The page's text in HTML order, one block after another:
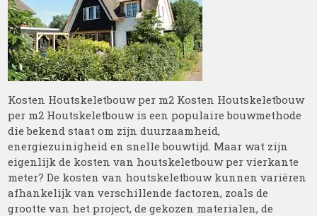
Kosten Houtskeletbouw per m2 Kosten Houtskeletbouw
per m2 Houtskeletbouw is een populaire bouwmethode
die bekend staat om zijn duurzaamheid,
energiezuinigheid en snelle bouwtijd. Maar wat zijn
eigenlijk de kosten van houtskeletbouw per vierkante
meter? De kosten van houtskeletbouw kunnen variëren
afhankelijk van verschillende factoren, zoals de
grootte van het project, de gekozen materialen, de